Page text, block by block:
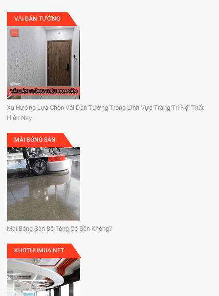
VẢI DÁN TƯỜNG
Xu Hướng Lựa Chọn Vải Dán Tường Trong Lĩnh Vực Trang Trí Nội Thất
Hiện Nay
MÀI BÓNG SÀN
Mài Bóng Sàn Bê Tông Có Bền Không?
KHOTHUMUA.NET